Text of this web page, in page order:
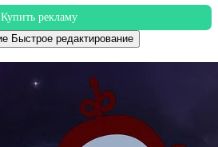
Купить рекламу
Быстрое редактирование